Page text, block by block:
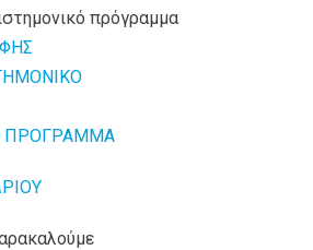
πρόγραμμα
ΠΡΟΓΡΑΜΜΑ